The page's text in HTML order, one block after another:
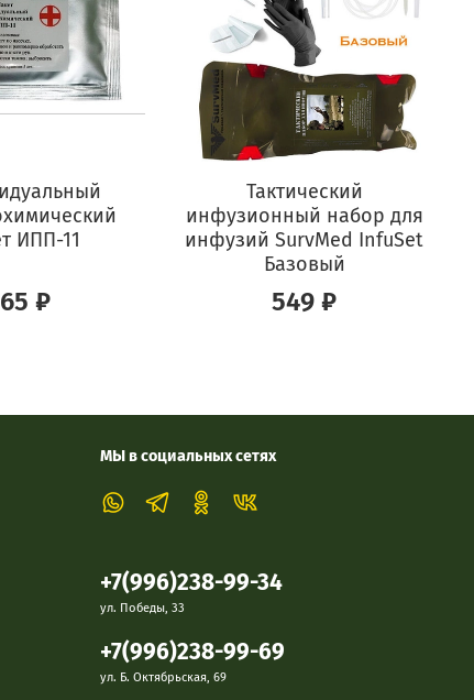
ИПП-11
₽
Тактический
инфузионный набор для
инфузий SurvMed InfuSet
Базовый
549 ₽
МЫ в социальных сетях
+7(996)238-99-34
ул. Победы, 33
+7(996)238-99-69
ул. Б. Октябрьская, 69